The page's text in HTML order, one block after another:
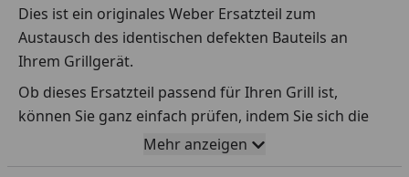
Dies ist ein originales Weber Ersatzteil zum
Austausch des identischen defekten Bauteils an
Ihrem Grillgerät.
Ob dieses Ersatzteil passend für Ihren Grill ist,
können Sie ganz einfach prüfen, indem Sie sich die
Explosionszeichnung Ihres Grills anschauen und dort
das betreffende Teil heraussuchen.
Mehr anzeigen